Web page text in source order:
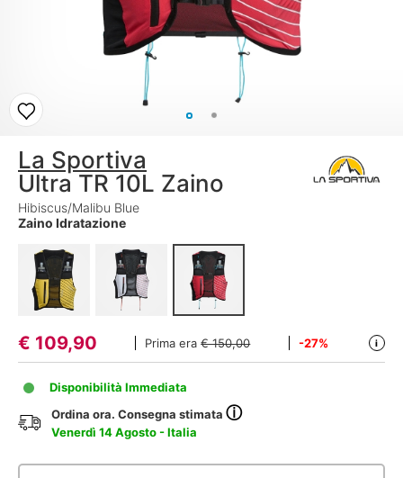
La Sportiva
Ultra TR 10L Zaino
Hibiscus/Malibu Blue
Zaino Idratazione
€ 109,90 Prima era€ 150,00 -27% i
Disponibilità Immediata
Ordina ora. Consegna stimataⓘ
Venerdì 14 Agosto - Italia